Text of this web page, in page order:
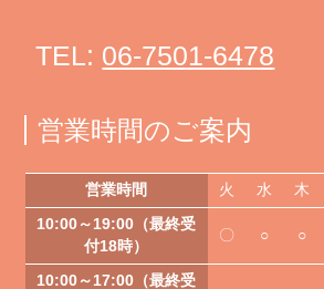
TEL: 06-7501-6478
営業時間のご案内
営業時間 火 水 木
10:00～19:00（最終受
付18時）
〇 ○ ○
10:00～17:00（最終受